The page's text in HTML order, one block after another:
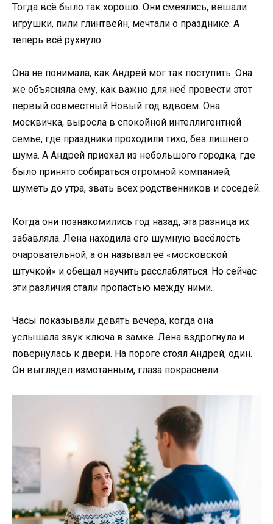
Тогда всё было так хорошо. Они смеялись, вешали
игрушки, пили глинтвейн, мечтали о празднике. А
теперь всё рухнуло.
Она не понимала, как Андрей мог так поступить. Она
же объясняла ему, как важно для неё провести этот
первый совместный Новый год вдвоём. Она
москвичка, выросла в спокойной интеллигентной
семье, где праздники проходили тихо, без лишнего
шума. А Андрей приехал из небольшого городка, где
было принято собираться огромной компанией,
шуметь до утра, звать всех родственников и соседей.
Когда они познакомились год назад, эта разница их
забавляла. Лена находила его шумную весёлость
очаровательной, а он называл её «московской
штучкой» и обещал научить расслабляться. Но сейчас
эти различия стали пропастью между ними.
Часы показывали девять вечера, когда она
услышала звук ключа в замке. Лена вздрогнула и
повернулась к двери. На пороге стоял Андрей, один.
Он выглядел измотанным, глаза покраснели.